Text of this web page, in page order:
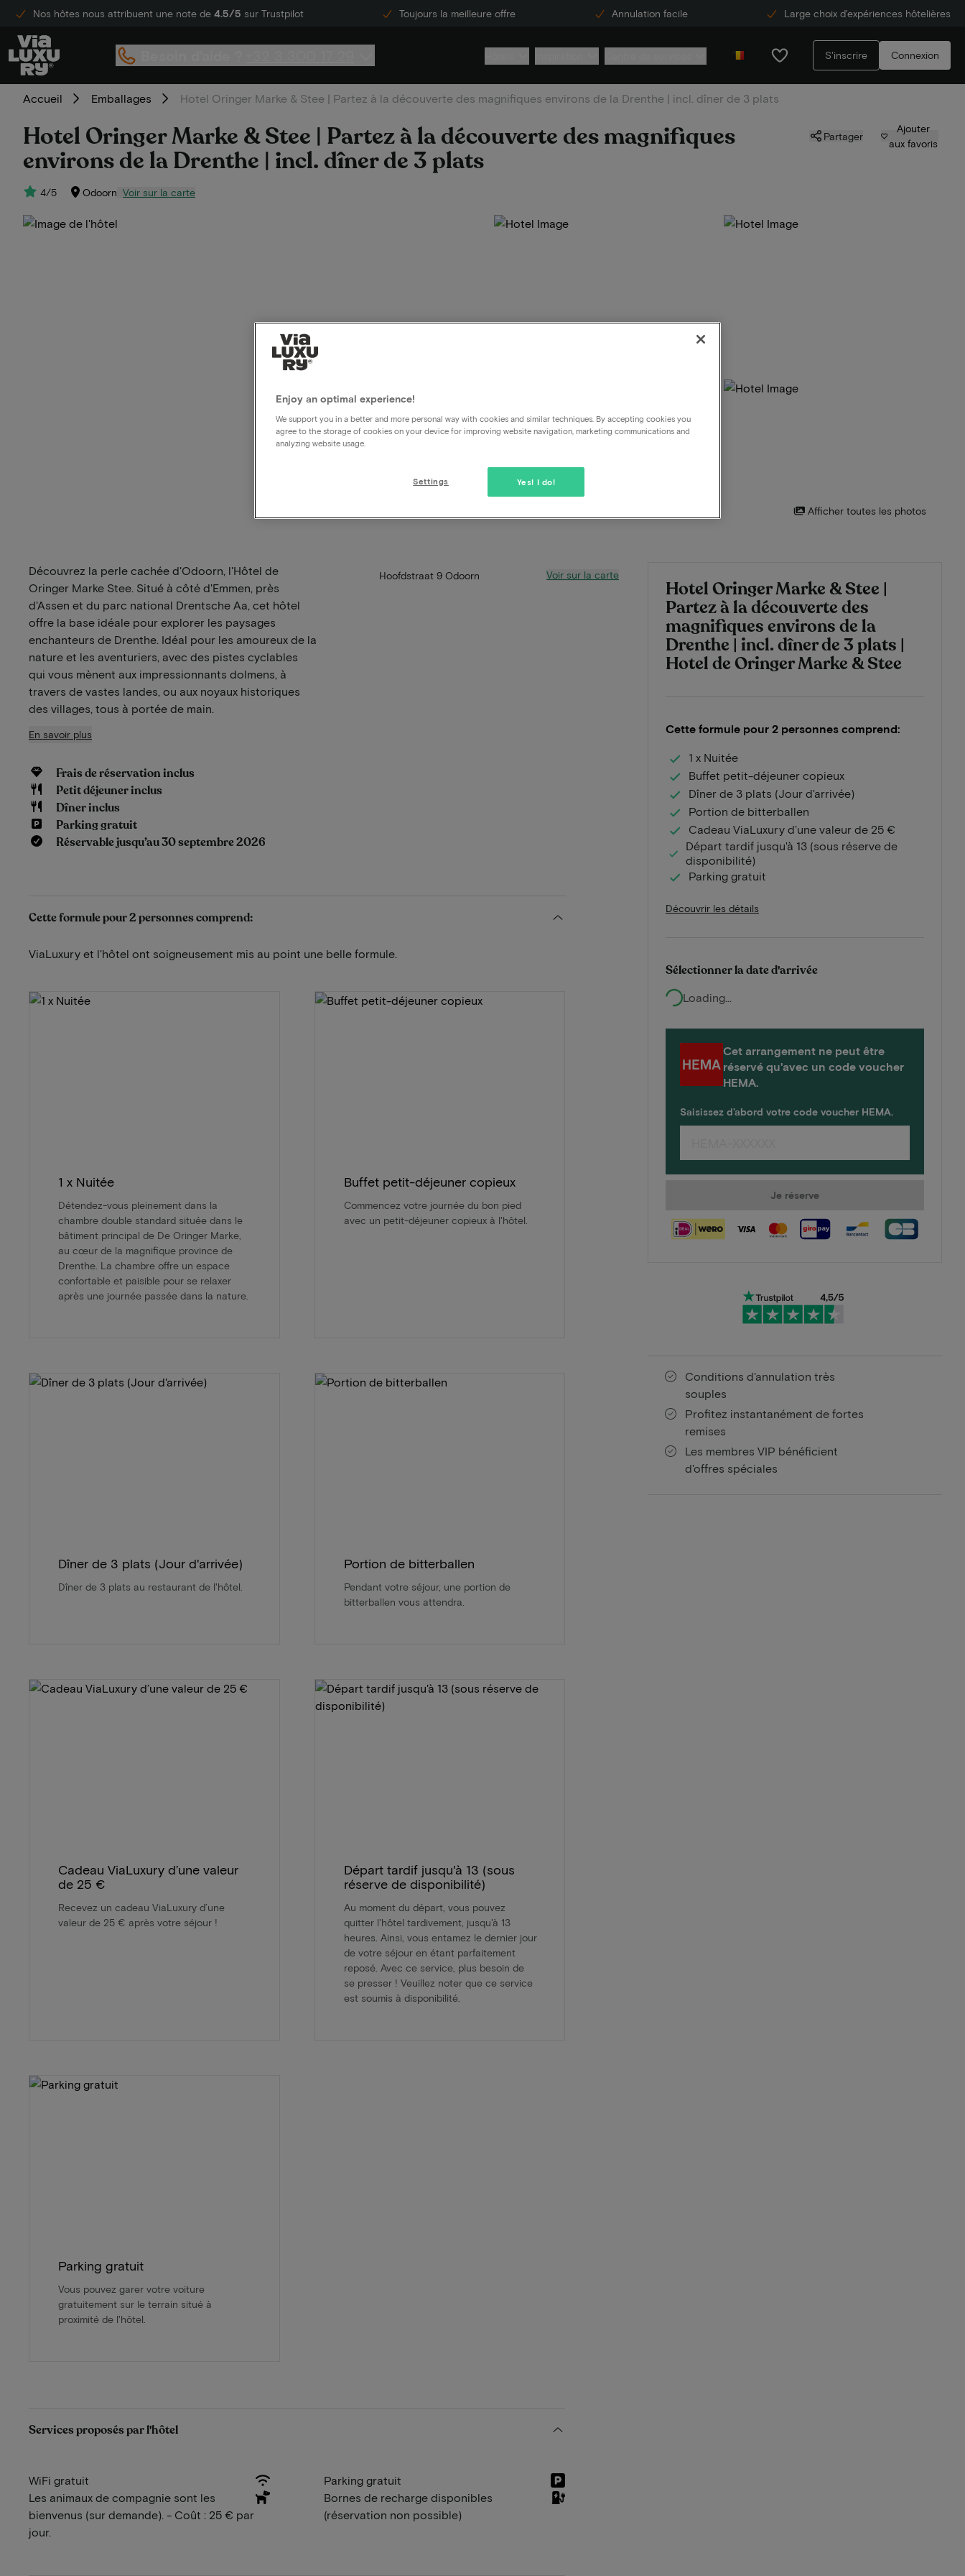
Nos hôtes nous attribuent une note de 4.5/5 sur Trustpilot Toujours la meilleure offre Annulation facile Large choix d'expériences hôtelières
S'inscrire Connexion
Accueil Emballages Hotel Oringer Marke & Stee | Partez à la découverte des magnifiques environs de la Drenthe | incl. dîner de 3 plats
Hotel Oringer Marke & Stee | Partez à la découverte des magnifiques
environs de la Drenthe | incl. dîner de 3 plats
4/5 Odoorn Voir sur la carte
Partager
Ajouter
aux favoris
Afficher toutes les photos
Hotel Oringer Marke & Stee |
Partez à la découverte des
magnifiques environs de la
Drenthe | incl. dîner de 3 plats |
Hotel de Oringer Marke & Stee
Cette formule pour 2 personnes comprend:
1 x Nuitée
Buffet petit-déjeuner copieux
Dîner de 3 plats (Jour d'arrivée)
Portion de bitterballen
Cadeau ViaLuxury d’une valeur de 25 €
Départ tardif jusqu'à 13 (sous réserve de
disponibilité)
Parking gratuit
Découvrir les détails
Sélectionner la date d'arrivée
Loading...
Cet arrangement ne peut être
réservé qu'avec un code voucher
HEMA.
Saisissez d'abord votre code voucher HEMA.
Je réserve
Conditions d'annulation très
souples
Profitez instantanément de fortes
remises
Les membres VIP bénéficient
d'offres spéciales
Découvrez la perle cachée d'Odoorn, l'Hôtel de
Oringer Marke Stee. Situé à côté d'Emmen, près
d'Assen et du parc national Drentsche Aa, cet hôtel
offre la base idéale pour explorer les paysages
enchanteurs de Drenthe. Idéal pour les amoureux de la
nature et les aventuriers, avec des pistes cyclables
qui vous mènent aux impressionnants dolmens, à
travers de vastes landes, ou aux noyaux historiques
des villages, tous à portée de main.
En savoir plus
Frais de réservation inclus
Petit déjeuner inclus
Dîner inclus
Parking gratuit
Réservable jusqu’au 30 septembre 2026
Hoofdstraat 9 Odoorn Voir sur la carte
Cette formule pour 2 personnes comprend:
ViaLuxury et l'hôtel ont soigneusement mis au point une belle formule.
1 x Nuitée
Détendez-vous pleinement dans la
chambre double standard située dans le
bâtiment principal de De Oringer Marke,
au cœur de la magnifique province de
Drenthe. La chambre offre un espace
confortable et paisible pour se relaxer
après une journée passée dans la nature.
Buffet petit-déjeuner copieux
Commencez votre journée du bon pied
avec un petit-déjeuner copieux à l'hôtel.
Dîner de 3 plats (Jour d'arrivée)
Dîner de 3 plats au restaurant de l'hôtel.
Portion de bitterballen
Pendant votre séjour, une portion de
bitterballen vous attendra.
Cadeau ViaLuxury d’une valeur
de 25 €
Recevez un cadeau ViaLuxury d’une
valeur de 25 € après votre séjour !
Départ tardif jusqu'à 13 (sous
réserve de disponibilité)
Au moment du départ, vous pouvez
quitter l'hôtel tardivement, jusqu'à 13
heures. Ainsi, vous entamez le dernier jour
de votre séjour en étant parfaitement
reposé. Avec ce service, plus besoin de
se presser ! Veuillez noter que ce service
est soumis à disponibilité.
Parking gratuit
Vous pouvez garer votre voiture
gratuitement sur le terrain situé à
proximité de l'hôtel.
Services proposés par l'hôtel
WiFi gratuit
Les animaux de compagnie sont les
bienvenus (sur demande). - Coût : 25 € par
jour.
Parking gratuit
Bornes de recharge disponibles
(réservation non possible)
Enjoy an optimal experience!
We support you in a better and more personal way with cookies and similar techniques. By accepting cookies you
agree to the storage of cookies on your device for improving website navigation, marketing communications and
analyzing website usage.
Yes! I do!
Settings